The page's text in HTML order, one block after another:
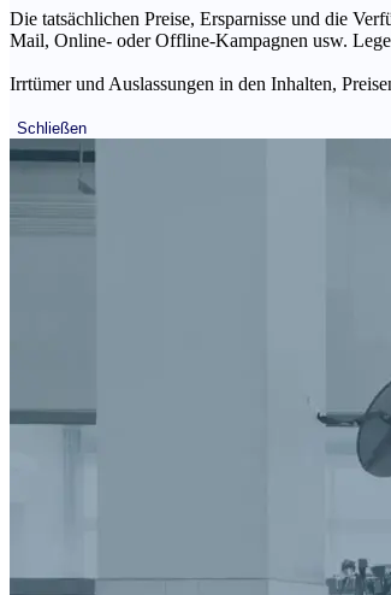
Die tatsächlichen Preise, Ersparnisse und die
Mail, Online- oder Offline-Kampagnen usw.
Irrtümer und Auslassungen in den Inhalten,
Schließen